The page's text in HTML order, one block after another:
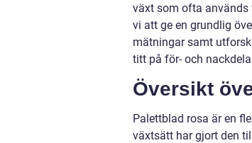
växt som ofta används
vi att ge en grundlig
mätningar samt
titt på för- och
Översikt
Palettblad rosa är en
växtsätt har gjort den